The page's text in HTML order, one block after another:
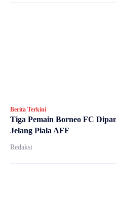
Berita Terkini
Tiga Pemain Borneo FC
Jelang Piala AFF
Redaksi